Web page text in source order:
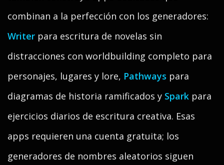
combinan a la perfección con los generadores:
Writer para escritura de novelas sin
distracciones con worldbuilding completo para
personajes, lugares y lore, Pathways para
diagramas de historia ramificados y Spark para
ejercicios diarios de escritura creativa. Esas
apps requieren una cuenta gratuita; los
generadores de nombres aleatorios siguen